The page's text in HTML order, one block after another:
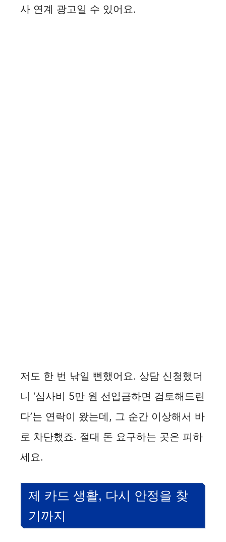
사 연계 광고일 수 있어요.
저도 한 번 낚일 뻔했어요. 상담 신청했더
니 ‘심사비 5만 원 선입금하면 검토해드린
다’는 연락이 왔는데, 그 순간 이상해서 바
로 차단했죠. 절대 돈 요구하는 곳은 피하
세요.
제 카드 생활, 다시 안정을 찾
기까지